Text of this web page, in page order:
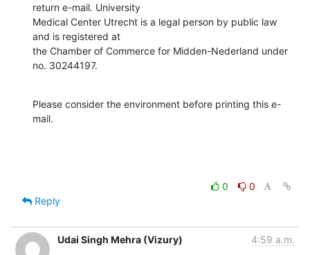
return e-mail. University
Medical Center Utrecht is a legal person by public law
and is registered at
the Chamber of Commerce for Midden-Nederland under
no. 30244197.
Please consider the environment before printing this e-
mail.
0
0
Reply
Udai Singh Mehra (Vizury) 4:59 a.m.